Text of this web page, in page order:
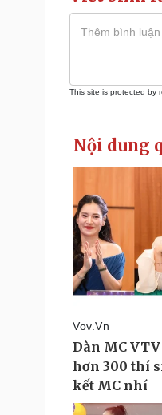
This site is protected by